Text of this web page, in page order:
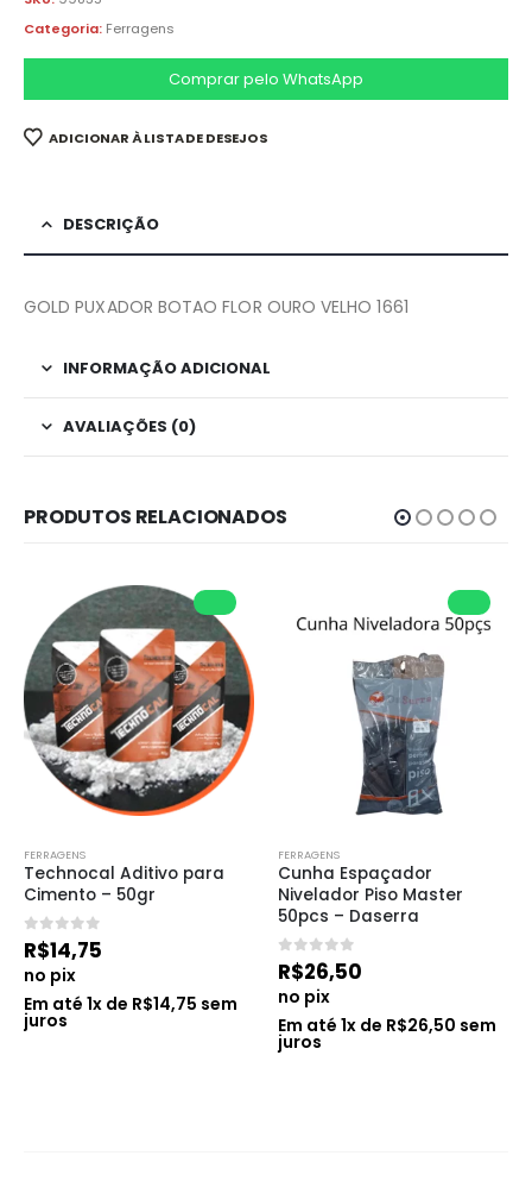
Categoria: Ferragens
Comprar pelo WhatsApp
ADICIONAR À LISTA DE DESEJOS
DESCRIÇÃO
GOLD PUXADOR BOTAO FLOR OURO VELHO 1661
INFORMAÇÃO ADICIONAL
AVALIAÇÕES (0)
PRODUTOS RELACIONADOS
FERRAGENS
Technocal Aditivo para
Cimento – 50gr
0de 5
R$14,75
no pix
Em até 1x de R$14,75 sem
juros
FERRAGENS
Cunha Espaçador
Nivelador Piso Master
50pcs – Daserra
0de 5
R$26,50
no pix
Em até 1x de R$26,50 sem
juros